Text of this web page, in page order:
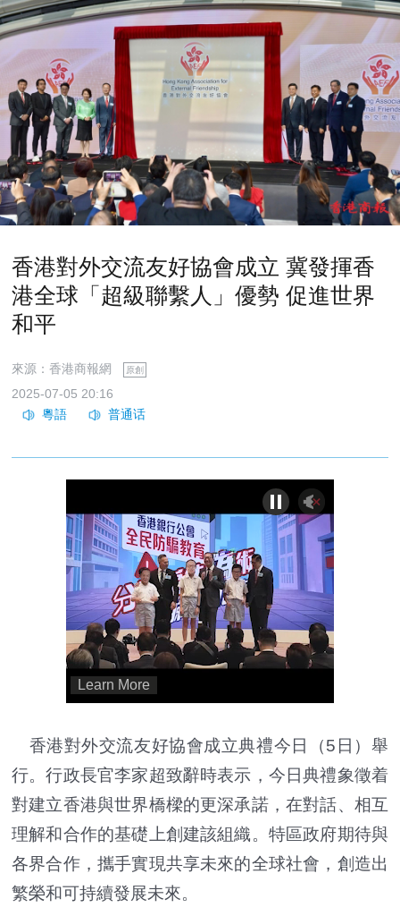
香港對外交流友好協會成立 冀發揮香
港全球「超級聯繫人」優勢 促進世界
和平
來源：香港商報網 原創
2025-07-05 20:16
香港對外交流友好協會成立典禮今日（5日）舉
行。行政長官李家超致辭時表示，今日典禮象徵着
對建立香港與世界橋樑的更深承諾，在對話、相互
理解和合作的基礎上創建該組織。特區政府期待與
各界合作，攜手實現共享未來的全球社會，創造出
繁榮和可持續發展未來。